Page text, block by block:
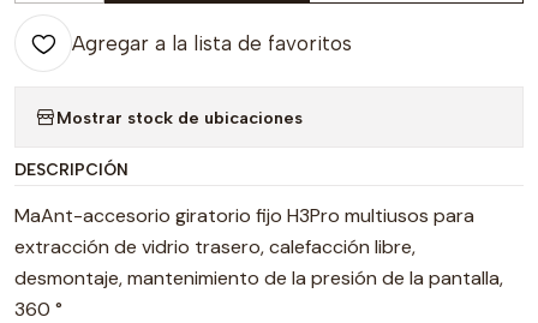
Agregar a la lista de favoritos
Mostrar stock de ubicaciones
DESCRIPCIÓN
MaAnt-accesorio giratorio fijo H3Pro multiusos para
extracción de vidrio trasero, calefacción libre,
desmontaje, mantenimiento de la presión de la pantalla,
360 °